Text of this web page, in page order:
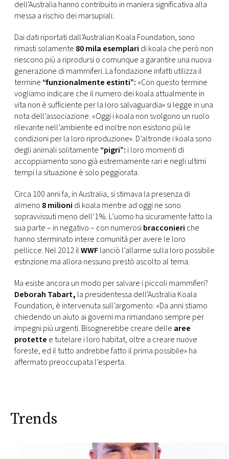
CONSIGLIA
dell’Australia hanno contribuito in maniera significativa alla
messa a rischio dei marsupiali.
Dai dati riportati dall’Australian Koala Foundation, sono
rimasti solamente 80 mila esemplari di koala che però non
riescono più a riprodursi o comunque a garantire una nuova
generazione di mammiferi. La fondazione infatti utilizza il
termine “funzionalmente estinti”: «Con questo termine
vogliamo indicare che il numero dei koala attualmente in
vita non è sufficiente per la loro salvaguardia» si legge in una
nota dell’associazione. «Oggi i koala non svolgono un ruolo
rilevante nell’ambiente ed inoltre non esistono più le
condizioni per la loro riproduzione». D’altronde i koala sono
degli animali solitamente “pigri”: i loro momenti di
accoppiamento sono già estremamente rari e negli ultimi
tempi la situazione è solo peggiorata.
Circa 100 anni fa, in Australia, si stimava la presenza di
almeno 8 milioni di koala mentre ad oggi ne sono
sopravvissuti meno dell’1%. L’uomo ha sicuramente fatto la
sua parte – in negativo – con numerosibracconieri che
hanno sterminato intere comunità per avere le loro
pellicce. Nel 2012 ilWWFlanciò l’allarme sulla loro possibile
estinzione ma allora nessuno prestò ascolto al tema.
Ma esiste ancora un modo per salvare i piccoli mammiferi?
Deborah Tabart, la presidentessa dell’Australia Koala
Foundation, è intervenuta sull’argomento: «Da anni stiamo
chiedendo un aiuto ai governi ma rimandano sempre per
impegni più urgenti. Bisognerebbe creare delle aree
protette e tutelare i loro habitat, oltre a creare nuove
foreste, ed il tutto andrebbe fatto il prima possibile» ha
affermato preoccupata l’esperta.
Trends